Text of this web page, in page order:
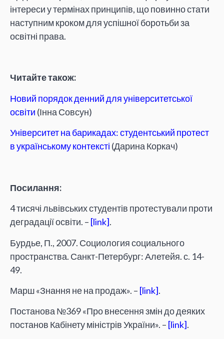
інтереси у термінах принципів, що повинно стати
наступним кроком для успішної боротьби за
освітні права.
Читайте також:
Новий порядок денний для університетської
освіти (Інна Совсун)
Університет на барикадах: студентський протест
в українському контексті (Дарина Коркач)
Посилання:
4 тисячі львівських студентів протестували проти
деградації освіти. – [link].
Бурдье, П., 2007. Социология социального
пространства. Санкт-Петербург: Алетейя. с. 14-
49.
Марш «Знання не на продаж». – [link].
Постанова №369 «Про внесення змін до деяких
постанов Кабінету міністрів України». – [link].